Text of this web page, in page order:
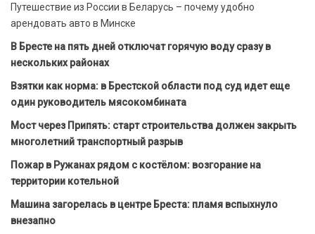
Путешествие из России в Беларусь – почему удобно
арендовать авто в Минске
В Бресте на пять дней отключат горячую воду сразу в
нескольких районах
Взятки как норма: в Брестской области под суд идет еще
один руководитель мясокомбината
Мост через Припять: старт строительства должен закрыть
многолетний транспортный разрыв
Пожар в Ружанах рядом с костёлом: возгорание на
территории котельной
Машина загорелась в центре Бреста: пламя вспыхнуло
внезапно